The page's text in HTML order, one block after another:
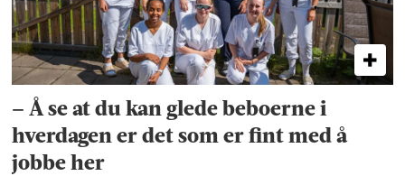
– Å se at du kan glede beboerne i
hverdagen er det som er fint med å
jobbe her